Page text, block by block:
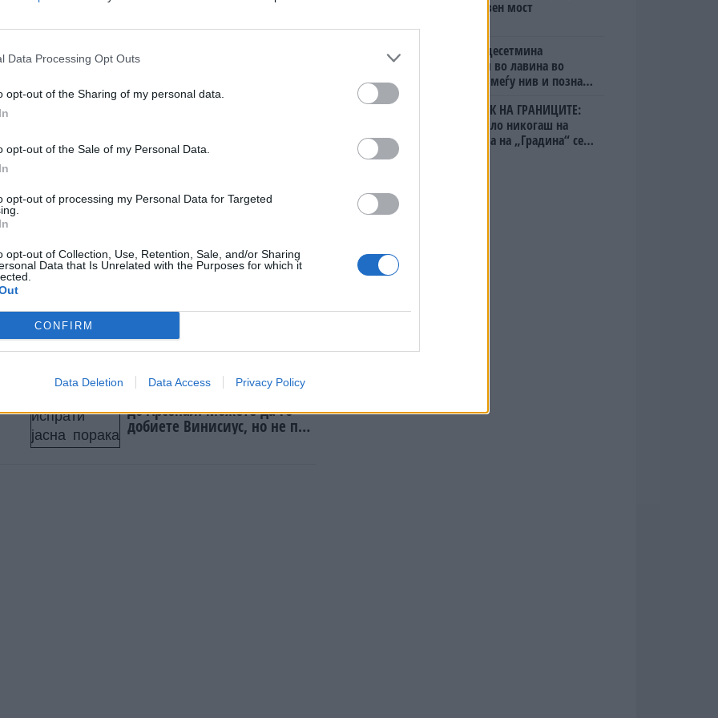
Data Processing Opt Outs
opt-out of the Sharing of my personal data.
opt-out of the Sale of my Personal Data.
opt-out of processing my Personal Data for Targeted
opt-out of Collection, Use, Retention, Sale, and/or Sharing
Data that Is Unrelated with the Purposes for which it
CONFIRM
Data Deletion Data Access Privacy Policy
пат го предводеше Реал Мадрид од клупата,
дека наскоро повторно ќе се врати како тренер и
неговото име се поврзуваше со Манчестер
Арабија па дури и можно враќање на “Сантијаго
Зидан одговори:
на Франција која ќе биде исопразнета по
само тој го знае.
Реал испрати јасна порака
до Арсенал: Можете да го
добиете Винисиус, но не под
оваа цена!
мистериозен мост
Исчезнаа десетмина
алпинисти во лавина во
Пакистан- меѓу нив и познат
БЕЛ ШТРАЈК НА ГРАНИЦИТЕ:
Вака не било никогаш на
„Евзони“, а на „Градина“ се